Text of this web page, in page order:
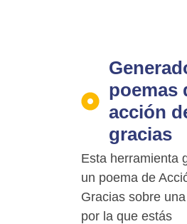
poemas
acción
gracias
Esta herramienta
un poema de
Gracias sobre
por la que estás